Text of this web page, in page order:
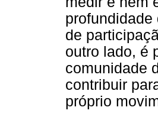
profundidade
de
outro lado, é
comunidade
contribuir
próprio